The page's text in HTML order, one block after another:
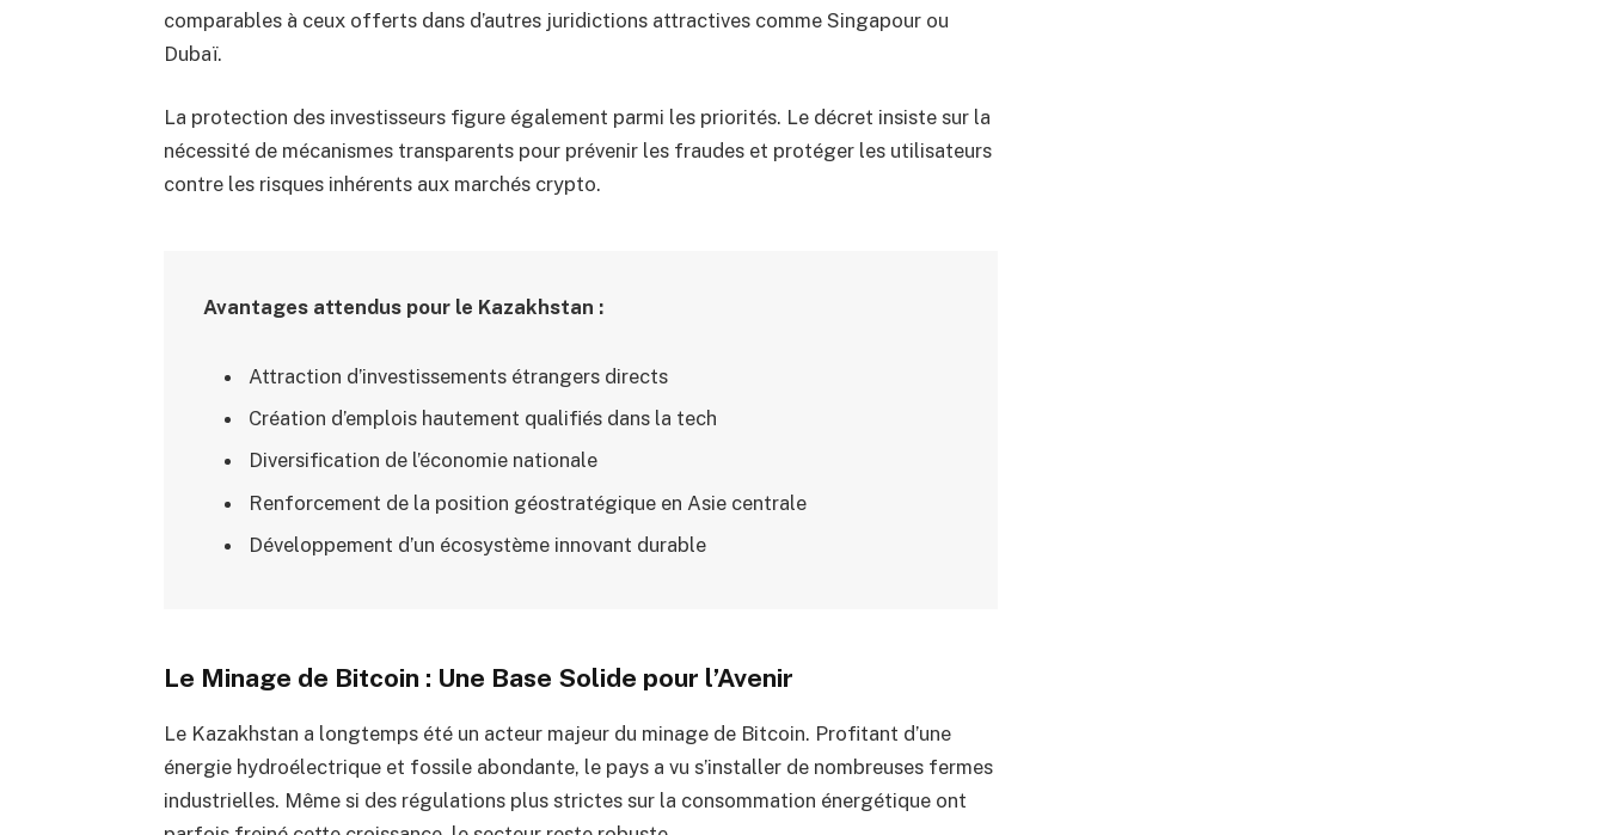
comparables à ceux offerts dans d’autres juridictions attractives comme Singapour ou
Dubaï.
La protection des investisseurs figure également parmi les priorités. Le décret insiste sur la
nécessité de mécanismes transparents pour prévenir les fraudes et protéger les utilisateurs
contre les risques inhérents aux marchés crypto.
Avantages attendus pour le Kazakhstan :
Attraction d’investissements étrangers directs
Création d’emplois hautement qualifiés dans la tech
Diversification de l’économie nationale
Renforcement de la position géostratégique en Asie centrale
Développement d’un écosystème innovant durable
Le Minage de Bitcoin : Une Base Solide pour l’Avenir
Le Kazakhstan a longtemps été un acteur majeur du minage de Bitcoin. Profitant d’une
énergie hydroélectrique et fossile abondante, le pays a vu s’installer de nombreuses fermes
industrielles. Même si des régulations plus strictes sur la consommation énergétique ont